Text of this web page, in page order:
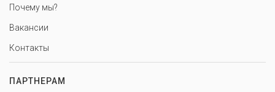
Почему мы?
Вакансии
Контакты
ПАРТНЕРАМ